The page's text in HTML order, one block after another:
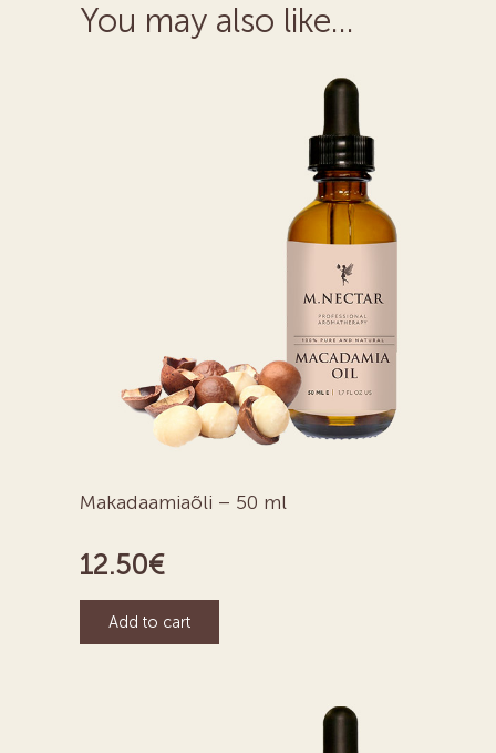
You may also like…
Makadaamiaõli – 50 ml
12.50€
Add to cart